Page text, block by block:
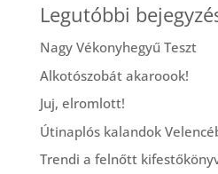
Legutóbbi
Nagy Vékonyhegyű Teszt
Alkotószobát akaroook!
Juj, elromlott!
Útinaplós kalandok
Trendi a felnőtt